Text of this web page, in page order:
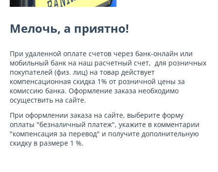
Мелочь, а приятно!
При удаленной оплате счетов через банк-онлайн или
мобильный банк на наш расчетный счет, для розничных
покупателей (физ. лиц) на товар действует
компенсационная скидка 1% от розничной цены за
комиссию банка. Оформление заказа необходимо
осуществить на сайте.
При оформлении заказа на сайте, выберите форму
оплаты "безналичный платеж", укажите в комментарии
"компенсация за перевод" и получите дополнительную
скидку в размере 1 %.